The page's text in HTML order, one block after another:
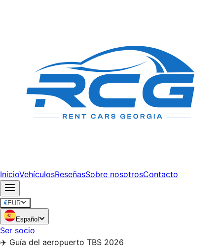
InicioVehículosReseñasSobre nosotrosContacto
€EUR
Español
Ser socio
✈️ Guía del aeropuerto TBS 2026